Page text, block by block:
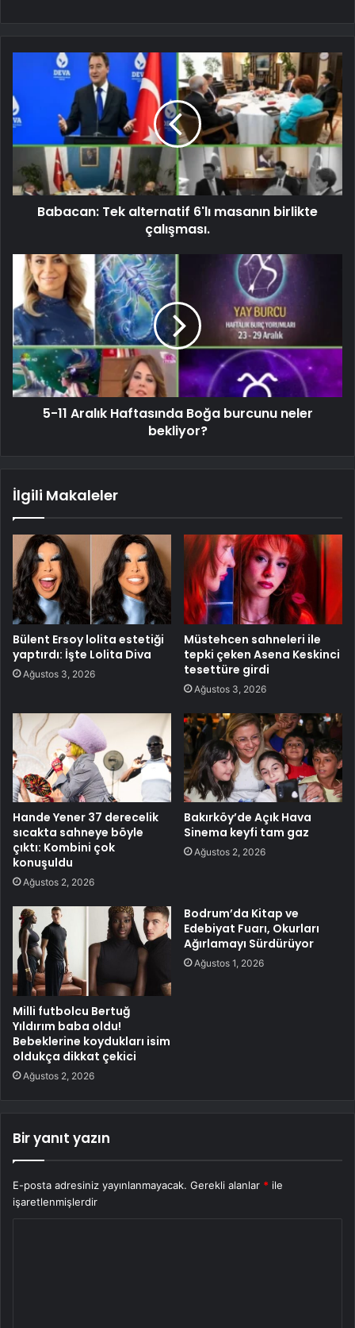
Babacan: Tek alternatif 6'lı masanın birlikte
çalışması.
5-11 Aralık Haftasında Boğa burcunu neler
bekliyor?
İlgili Makaleler
Bülent Ersoy lolita estetiği
yaptırdı: İşte Lolita Diva
Ağustos 3, 2026
Müstehcen sahneleri ile
tepki çeken Asena Keskinci
tesettüre girdi
Ağustos 3, 2026
Hande Yener 37 derecelik
sıcakta sahneye böyle
çıktı: Kombini çok
konuşuldu
Ağustos 2, 2026
Bakırköy’de Açık Hava
Sinema keyfi tam gaz
Ağustos 2, 2026
Milli futbolcu Bertuğ
Yıldırım baba oldu!
Bebeklerine koydukları isim
oldukça dikkat çekici
Ağustos 2, 2026
Bodrum’da Kitap ve
Edebiyat Fuarı, Okurları
Ağırlamayı Sürdürüyor
Ağustos 1, 2026
Bir yanıt yazın
E-posta adresiniz yayınlanmayacak. Gerekli alanlar * ile
işaretlenmişlerdir